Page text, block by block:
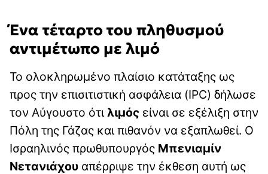
Ένα τέταρτο του πληθυσμού
αντιμέτωπο με λιμό
Το ολοκληρωμένο πλαίσιο κατάταξης ως
προς την επισιτιστική ασφάλεια (IPC) δήλωσε
τον Αύγουστο ότι λιμός είναι σε εξέλιξη στην
Πόλη της Γάζας και πιθανόν να εξαπλωθεί. Ο
Ισραηλινός πρωθυπουργός Μπενιαμίν
Νετανιάχου απέρριψε την έκθεση αυτή ως